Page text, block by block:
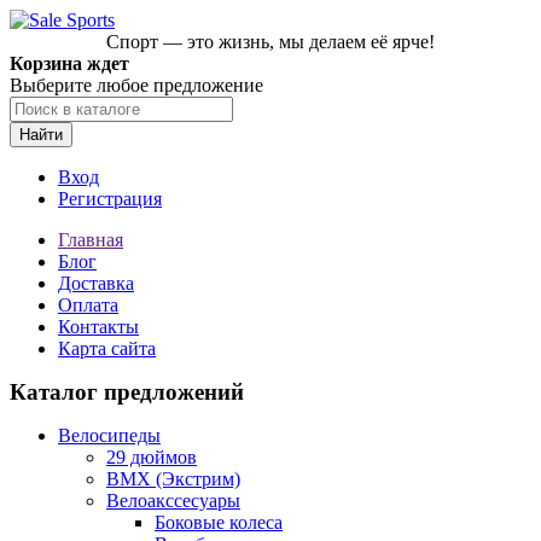
Спорт — это жизнь, мы делаем её ярче!
Корзина ждет
Выберите любое предложение
Найти
Вход
Регистрация
Главная
Блог
Доставка
Оплата
Контакты
Карта сайта
Каталог предложений
Велосипеды
29 дюймов
BMX (Экстрим)
Велоакссесуары
Боковые колеса